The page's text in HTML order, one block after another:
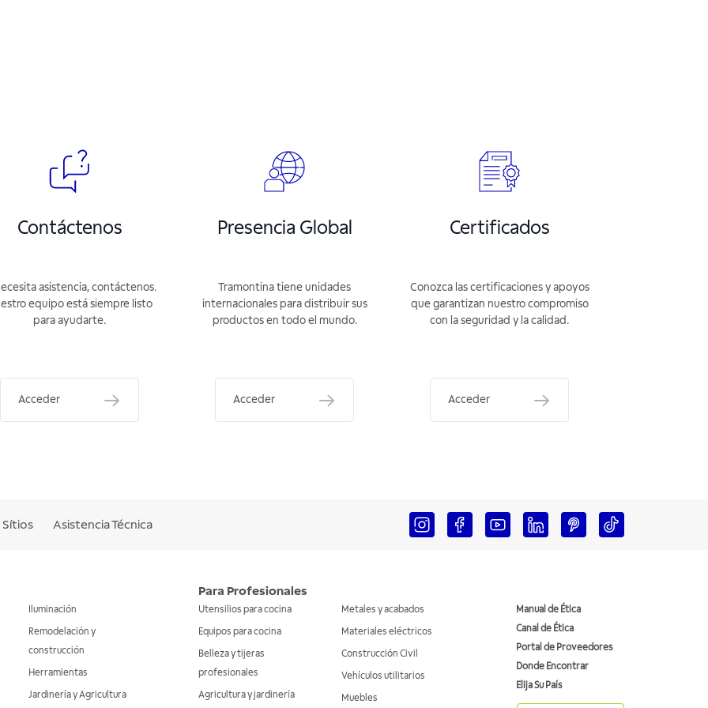
Contáctenos
asistencia, contáctenos.
equipo está siempre listo
para ayudarte.
Acceder
Presencia Global
Tramontina tiene unidades
internacionales para distribuir sus
productos en todo el mundo.
Acceder
Certificados
Conozca las certificaciones y apoyos
que garantizan nuestro compromiso
con la seguridad y la calidad.
Acceder
Asistencia Técnica
Iluminación
Remodelación y
construcción
Herramientas
Jardinería y Agricultura
Para Profesionales
Utensilios para cocina
Equipos para cocina
Belleza y tijeras
profesionales
Agricultura y jardinería
Metales y acabados
Materiales eléctricos
Construcción Civil
Vehículos utilitarios
Muebles
Manual de Ética
Canal de Ética
Portal de Proveedores
Donde Encontrar
Elija Su País